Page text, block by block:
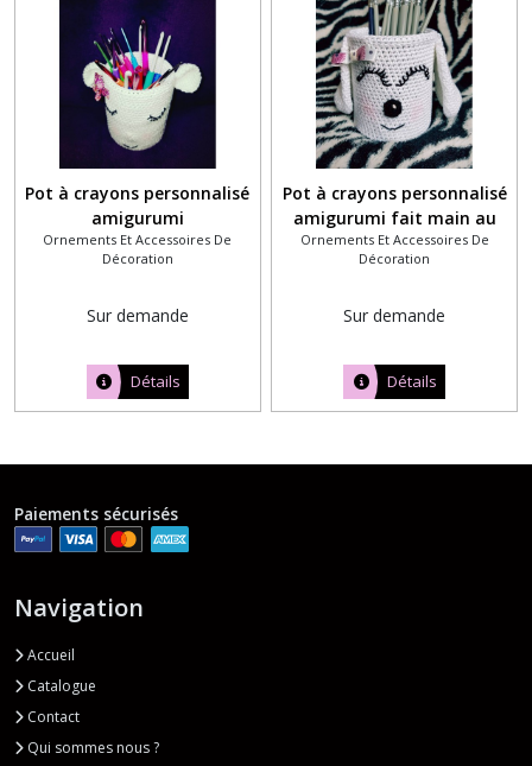
Pot à crayons personnalisé
amigurumi
Ornements Et Accessoires De
Décoration
Sur demande
Détails
Pot à crayons personnalisé
amigurumi fait main au
crochet
Ornements Et Accessoires De
Décoration
Sur demande
Détails
Paiements sécurisés
Navigation
Accueil
Catalogue
Contact
Qui sommes nous ?